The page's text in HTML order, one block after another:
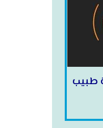
طبيب